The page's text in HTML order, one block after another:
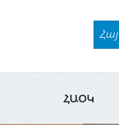
Հայ
ՀԱՕԿ